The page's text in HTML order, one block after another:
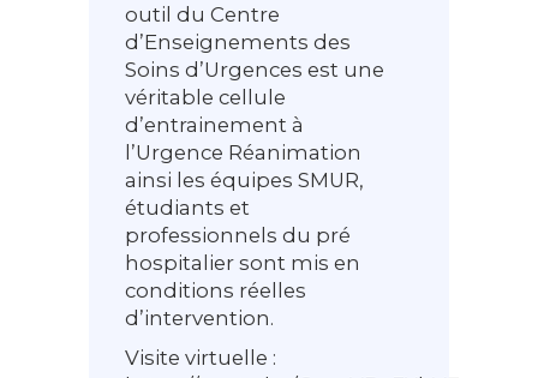
outil du Centre
d’Enseignements des
Soins d’Urgences est une
véritable cellule
d’entrainement à
l’Urgence Réanimation
ainsi les équipes SMUR,
étudiants et
professionnels du pré
hospitalier sont mis en
conditions réelles
d’intervention.
Visite virtuelle :